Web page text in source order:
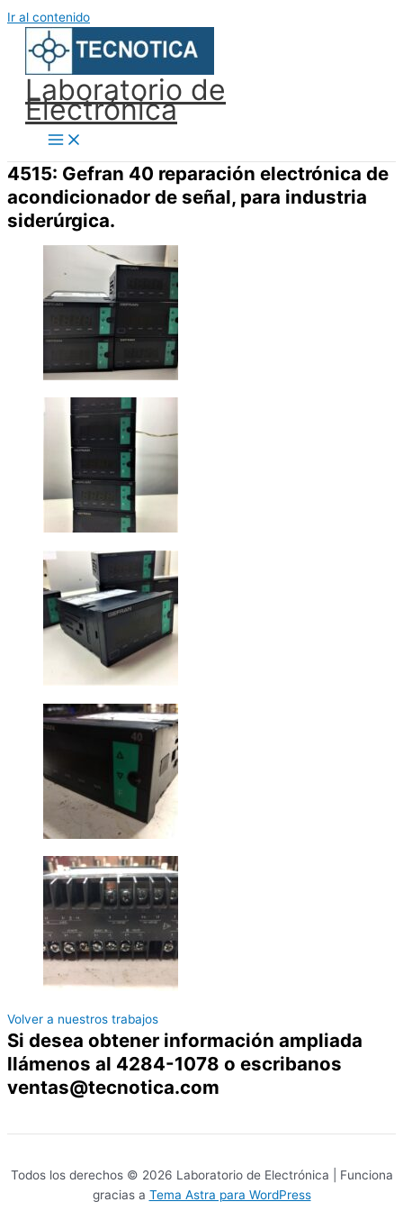
Ir al contenido
Laboratorio de
Electrónica
4515: Gefran 40 reparación electrónica de
acondicionador de señal, para industria
siderúrgica.
Volver a nuestros trabajos
Si desea obtener información ampliada
llámenos al 4284-1078 o escribanos
ventas@tecnotica.com
Todos los derechos © 2026 Laboratorio de Electrónica | Funciona
gracias a Tema Astra para WordPress